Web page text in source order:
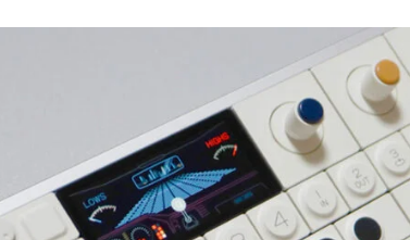
Написание
Исполнение
Продакшн
Инструменты
Написание
Исполнение
Продакшн
Инструменты